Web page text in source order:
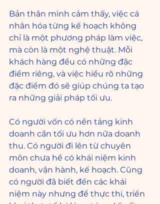
Bản thân mình cảm thấy, việc cá
nhân hóa từng kế hoạch không
chỉ là một phương pháp làm việc,
mà còn là một nghệ thuật. Mỗi
khách hàng đều có những đặc
điểm riêng, và việc hiểu rõ những
đặc điểm đó sẽ giúp chúng ta tạo
ra những giải pháp tối ưu.
Có người vốn có nền tảng kinh
doanh cần tối ưu hơn nữa doanh
thu. Có người đi lên từ chuyên
môn chưa hề có khái niệm kinh
doanh, vận hành, kế hoạch. Cũng
có người đã biết đến các khái
niệm này nhưng để thực thi, triển